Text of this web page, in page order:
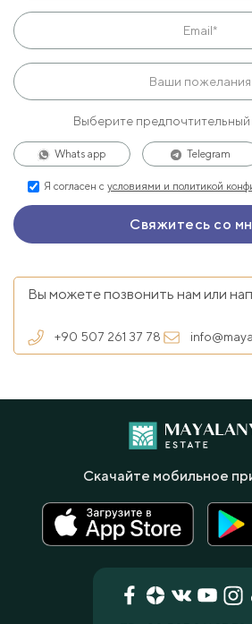
Выберите
Whats app Telegram
Я согласен с условиями и политикой
Вы можете позвонить нам или
+90 507 261 37 78
Скачайте мобильное